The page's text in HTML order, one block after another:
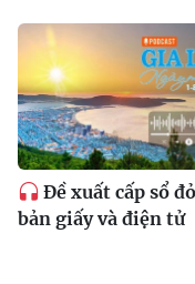
Đề xuất cấp sổ
bản giấy và điện tử